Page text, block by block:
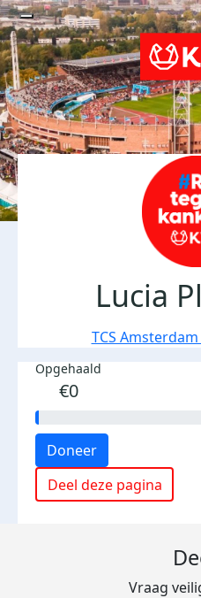
Lucia
TCS
Opgehaald
€0
Doneer
Deel deze pagina
Vraag